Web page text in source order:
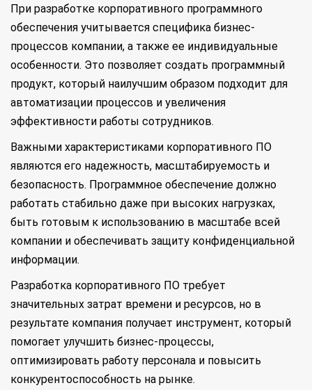
При разработке корпоративного программного
обеспечения учитывается специфика бизнес-
процессов компании, а также ее индивидуальные
особенности. Это позволяет создать программный
продукт, который наилучшим образом подходит для
автоматизации процессов и увеличения
эффективности работы сотрудников.
Важными характеристиками корпоративного ПО
являются его надежность, масштабируемость и
безопасность. Программное обеспечение должно
работать стабильно даже при высоких нагрузках,
быть готовым к использованию в масштабе всей
компании и обеспечивать защиту конфиденциальной
информации.
Разработка корпоративного ПО требует
значительных затрат времени и ресурсов, но в
результате компания получает инструмент, который
помогает улучшить бизнес-процессы,
оптимизировать работу персонала и повысить
конкурентоспособность на рынке.